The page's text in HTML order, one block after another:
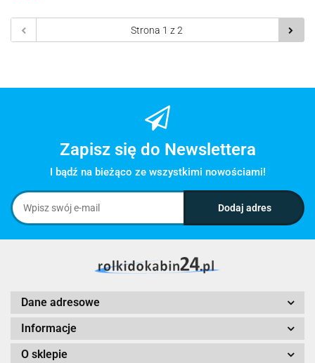
Zapisz się do Newslettera
I bądź na bieżąco ze wszystkimi nowościami!
Dane adresowe
Informacje
O sklepie